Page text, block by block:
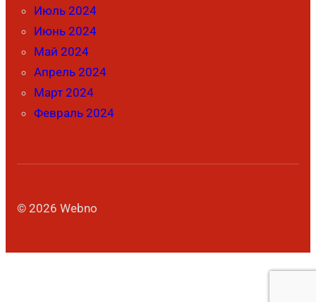
Июль 2024
Июнь 2024
Май 2024
Апрель 2024
Март 2024
Февраль 2024
© 2026 Webno